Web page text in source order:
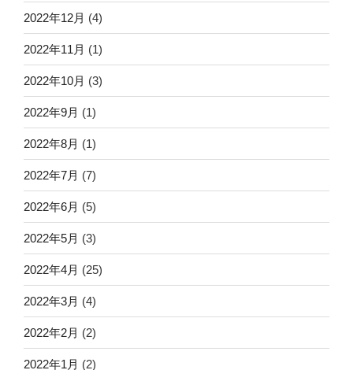
2022年12月 (4)
2022年11月 (1)
2022年10月 (3)
2022年9月 (1)
2022年8月 (1)
2022年7月 (7)
2022年6月 (5)
2022年5月 (3)
2022年4月 (25)
2022年3月 (4)
2022年2月 (2)
2022年1月 (2)